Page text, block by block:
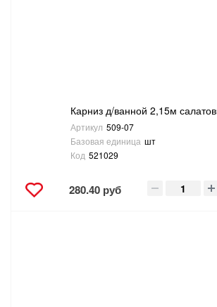
Карниз д/ванной 2,15м
Артикул 509-07
Базовая единица шт
Код 521029
280.40 руб